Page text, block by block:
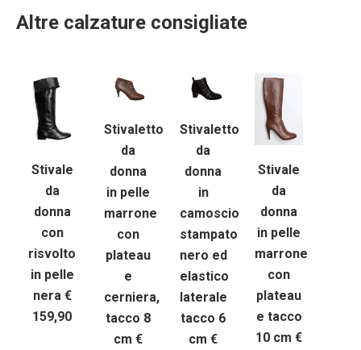
Altre calzature consigliate
Stivale
da
donna
con
risvolto
in pelle
nera €
159,90
Stivaletto
da
donna
in pelle
marrone
con
plateau
e
cerniera,
tacco 8
cm €
Stivaletto
da
donna
in
camoscio
stampato
nero ed
elastico
laterale
tacco 6
cm €
Stivale
da
donna
in pelle
marrone
con
plateau
e tacco
10 cm €